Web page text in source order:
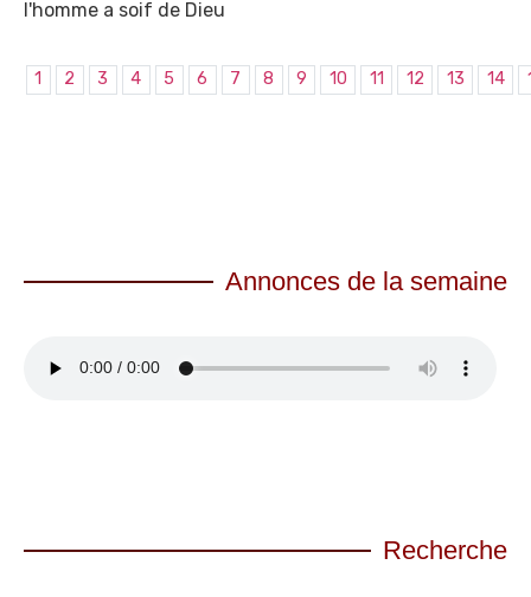
l'homme a soif de Dieu
1 2 3 4 5 6 7 8 9 10 11 12 13 14
Annonces de la semaine
Recherche